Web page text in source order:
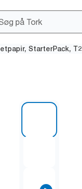
StarterPack, T2